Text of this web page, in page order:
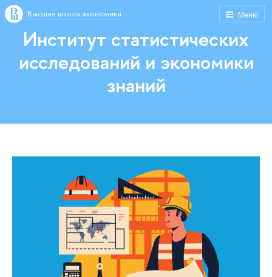
Меню
Высшая школа экономики
Институт статистических
исследований и экономики
знаний